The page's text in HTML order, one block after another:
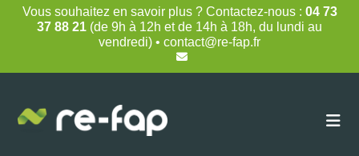
Vous souhaitez en savoir plus ? Contactez-nous : 04 73
37 88 21 (de 9h à 12h et de 14h à 18h, du lundi au
vendredi) • contact@re-fap.fr